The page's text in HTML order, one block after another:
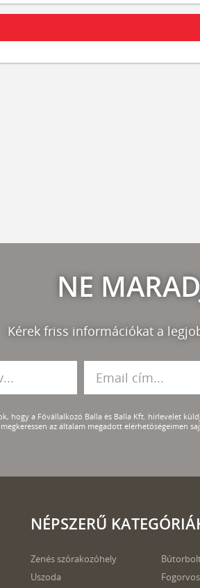
NE
Kérek friss információkat a
hogy a Fővállalkozó Balla és Balla Kft. hírlevelet
megkeressen az általam megadott elérhetőségeimen
NÉPSZERŰ
Zenés szórakozóhely
Uszoda
Fogorvos